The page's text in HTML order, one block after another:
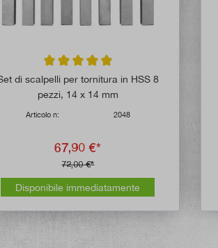
Valutazione media di 5 su 5 stelle
di scalpelli per tornitura in HSS 8
pezzi, 14 x 14 mm
Articolo n: 2048
67,90 €*
72,00 €*
Disponibile immediatamente